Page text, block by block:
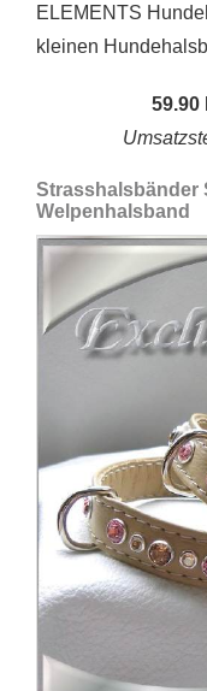
ELEMENTS
kleinen
59.90
Strasshalsbänder
Welpenhalsband